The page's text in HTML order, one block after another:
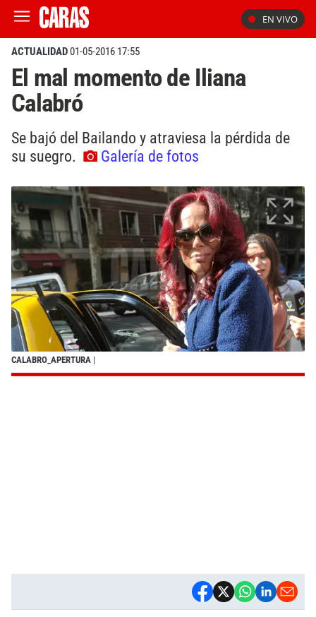
EN VIVO
ACTUALIDAD01-05-2016 17:55
El mal momento de Iliana
Calabró
Se bajó del Bailando y atraviesa la pérdida de
su suegro.
Galería de fotos
CALABRO_APERTURA |